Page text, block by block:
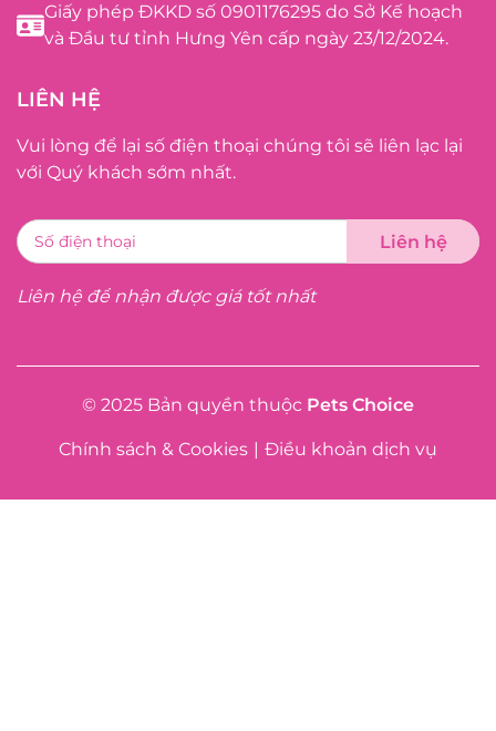
Giấy phép ĐKKD số 0901176295 do Sở Kế hoạch
và Đầu tư tỉnh Hưng Yên cấp ngày 23/12/2024.
LIÊN HỆ
Vui lòng để lại số điện thoại chúng tôi sẽ liên lạc lại
với Quý khách sớm nhất.
Liên hệ để nhận được giá tốt nhất
© 2025 Bản quyền thuộc Pets Choice
Chính sách & Cookies | Điều khoản dịch vụ